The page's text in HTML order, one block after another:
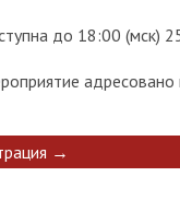
до 18:00 (мск)
→